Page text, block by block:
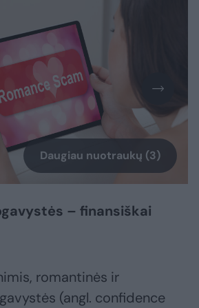
Daugiau nuotraukų (3)
– finansiškai
romantinės ir
(angl. confidence